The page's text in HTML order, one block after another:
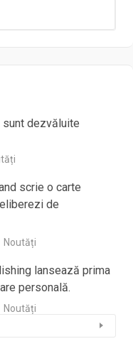
sunt dezvăluite
scrie o carte
de
Noutăți
lansează prima
personală.
Noutăți